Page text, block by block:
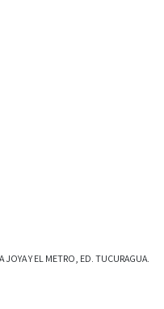
JOYA Y EL METRO, ED. TUCURAGUA.